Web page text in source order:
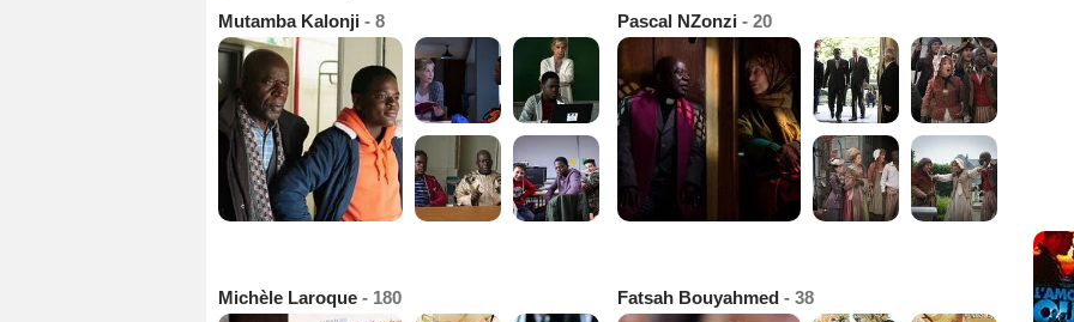
Mutamba Kalonji - 8 Pascal NZonzi - 20
Michèle Laroque - 180 Fatsah Bouyahmed - 38